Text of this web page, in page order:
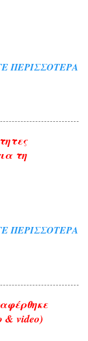
ΠΕΡΙΣΣΌΤΕΡΑ
τη
ΠΕΡΙΣΣΌΤΕΡΑ
& video)